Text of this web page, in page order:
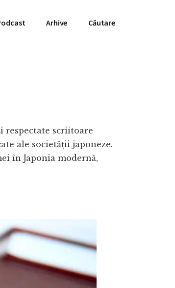
Arhive Căutare
respectate scriitoare
ale societății japoneze.
în Japonia modernă,